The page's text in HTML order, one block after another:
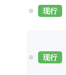
现行
现行